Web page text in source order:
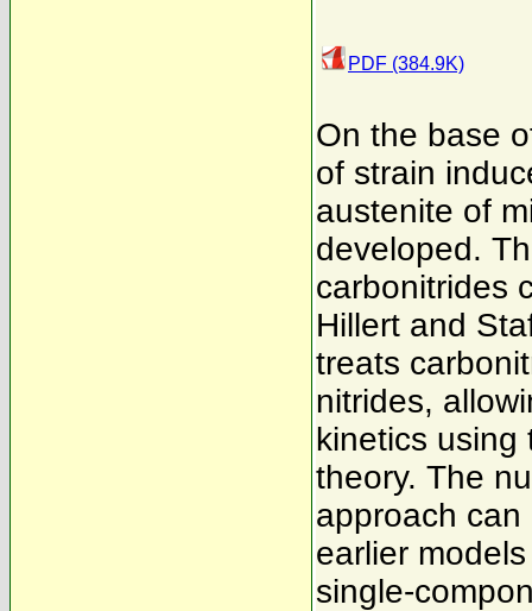
PDF (384.9K)
On the base
of strain
austenite of
developed.
carbonitrides
Hillert and
treats
nitrides,
kinetics using
theory. The
approach
earlier
single-